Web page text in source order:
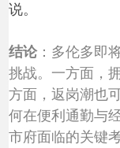
说。
结论： 多伦多即
挑战。一方面，
方面，返岗潮也
何在便利通勤与
市府面临的关键考